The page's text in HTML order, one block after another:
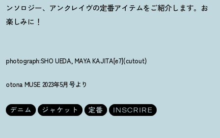
ンソロジー、アンクレイヴの定番アイテムをご紹介します。お
楽しみに ！
photograph:SHO UEDA, MAYA KAJITA[e7](cutout)
otona MUSE 2023年5月号より
デニム ジャケット 定番 INSCRIRE